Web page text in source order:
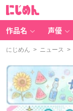
作品名 声優
にじめん > ニュース >